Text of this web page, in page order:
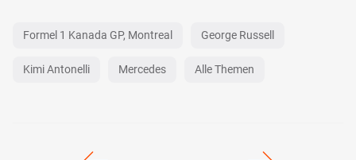
Formel 1 Kanada GP, Montreal George Russell
Kimi Antonelli Mercedes Alle Themen